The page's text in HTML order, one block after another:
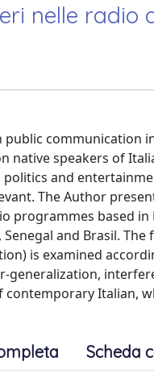
nelle radio
public
native speakers of
and
The Author
programmes based in
and Brasil.
is examined
contemporary Italian,
Scheda